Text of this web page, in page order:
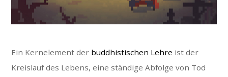
Ein Kernelement der buddhistischen Lehre ist der
Kreislauf des Lebens, eine ständige Abfolge von Tod